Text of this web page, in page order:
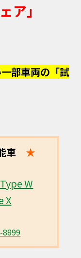
ア」
部車両の「試
車 ★
W
X
8899